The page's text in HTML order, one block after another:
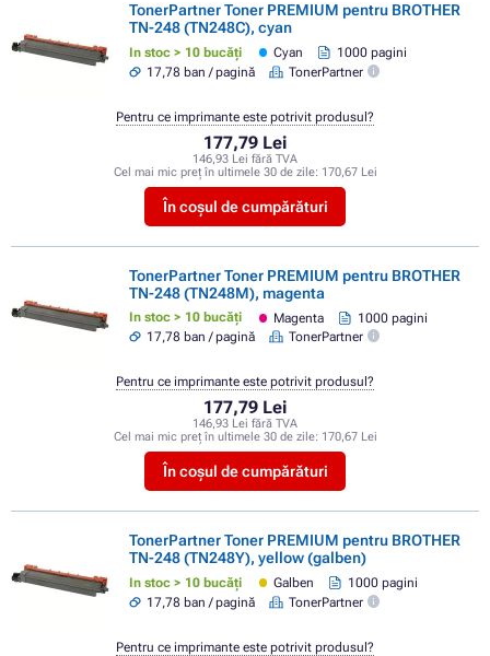
TonerPartner Toner PREMIUM pentru BROTHER
TN-248 (TN248C), cyan
In stoc > 10 bucăți Cyan
1000 pagini
17,78 ban / pagină
TonerPartner
177,79 Lei
146,93 Lei fără TVA
Cel mai mic preț în ultimele 30 de zile: 170,67 Lei
În coșul de cumpărături
Pentru ce imprimante este potrivit produsul?
TonerPartner Toner PREMIUM pentru BROTHER
TN-248 (TN248M), magenta
In stoc > 10 bucăți Magenta
1000 pagini
17,78 ban / pagină
TonerPartner
177,79 Lei
146,93 Lei fără TVA
Cel mai mic preț în ultimele 30 de zile: 170,67 Lei
În coșul de cumpărături
Pentru ce imprimante este potrivit produsul?
TonerPartner Toner PREMIUM pentru BROTHER
TN-248 (TN248Y), yellow (galben)
In stoc > 10 bucăți Galben
1000 pagini
17,78 ban / pagină
TonerPartner
Pentru ce imprimante este potrivit produsul?